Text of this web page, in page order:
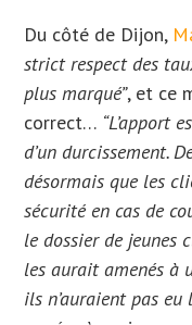
Du côté de Dijon,
strict respect des
plus marqué”, et ce
correct… “L’apport
d’un durcissement.
désormais que les
sécurité en cas de
le dossier de
les aurait amenés à
ils n’auraient pas eu